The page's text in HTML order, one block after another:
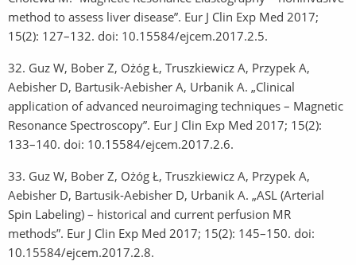
method to assess liver disease”. Eur J Clin Exp Med 2017;
15(2): 127–132. doi: 10.15584/ejcem.2017.2.5.
32. Guz W, Bober Z, Ożóg Ł, Truszkiewicz A, Przypek A,
Aebisher D, Bartusik-Aebisher A, Urbanik A. „Clinical
application of advanced neuroimaging techniques – Magnetic
Resonance Spectroscopy”. Eur J Clin Exp Med 2017; 15(2):
133–140. doi: 10.15584/ejcem.2017.2.6.
33. Guz W, Bober Z, Ożóg Ł, Truszkiewicz A, Przypek A,
Aebisher D, Bartusik-Aebisher D, Urbanik A. „ASL (Arterial
Spin Labeling) – historical and current perfusion MR
methods”. Eur J Clin Exp Med 2017; 15(2): 145–150. doi:
10.15584/ejcem.2017.2.8.